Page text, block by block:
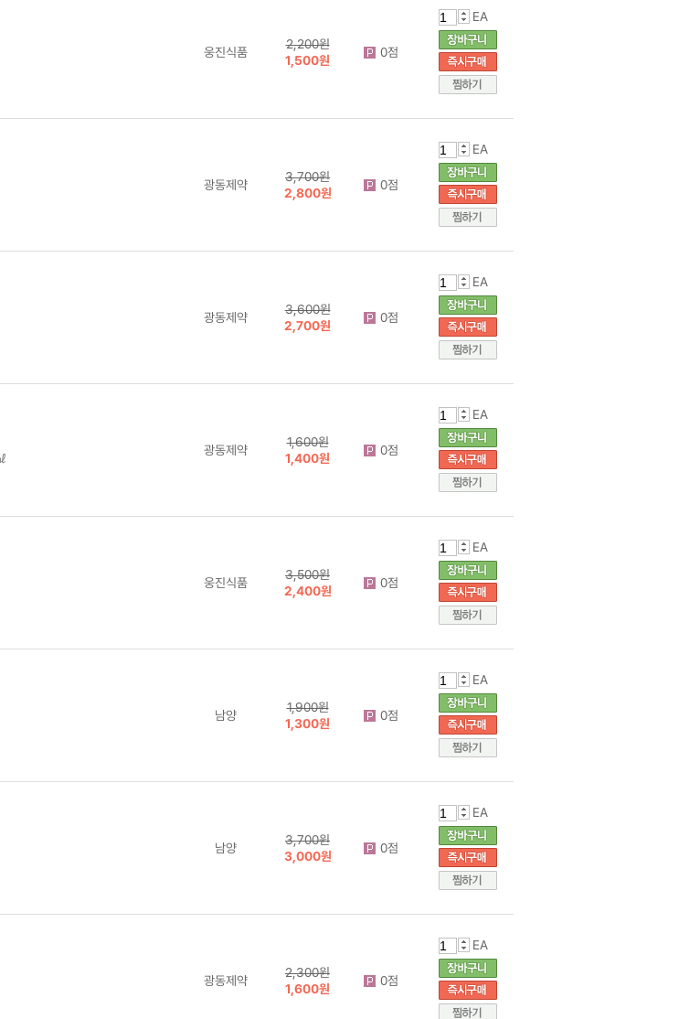
웅진식품
2,200원
1,500원
0점
EA
광동제약
3,700원
2,800원
0점
EA
광동제약
3,600원
2,700원
0점
EA
광동제약
1,600원
1,400원
0점
EA
웅진식품
3,500원
2,400원
0점
EA
남양
1,900원
1,300원
0점
EA
남양
3,700원
3,000원
0점
EA
광동제약
2,300원
1,600원
0점
EA